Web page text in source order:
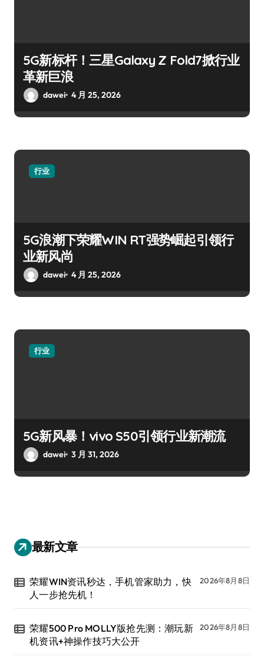
5G新标杆！三星Galaxy Z Fold7掀行业
革新巨浪
dawei 4 月 25, 2026
行业
5G浪潮下荣耀WIN RT强势崛起引领行
业新风尚
dawei 4 月 25, 2026
行业
5G新风暴！vivo S50引领行业新潮流
dawei 3 月 31, 2026
最新文章
荣耀WIN资讯秒达，手机管家助力，快
人一步抢先机！
2026年8月8日
荣耀500 Pro MOLLY版抢先测：潮玩新
机资讯+神操作技巧大公开
2026年8月8日